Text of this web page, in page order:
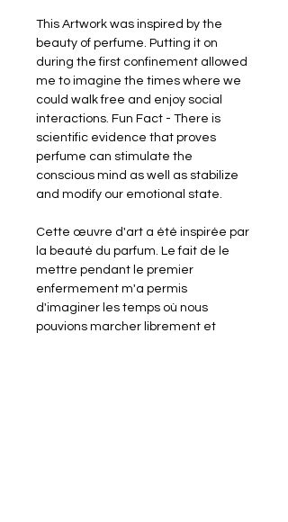
This Artwork was inspired by the
beauty of perfume. Putting it on
during the first confinement allowed
me to imagine the times where we
could walk free and enjoy social
interactions. Fun Fact - There is
scientific evidence that proves
perfume can stimulate the
conscious mind as well as stabilize
and modify our emotional state.
Cette œuvre d'art a été inspirée par
la beauté du parfum. Le fait de le
mettre pendant le premier
enfermement m'a permis
d'imaginer les temps où nous
pouvions marcher librement et